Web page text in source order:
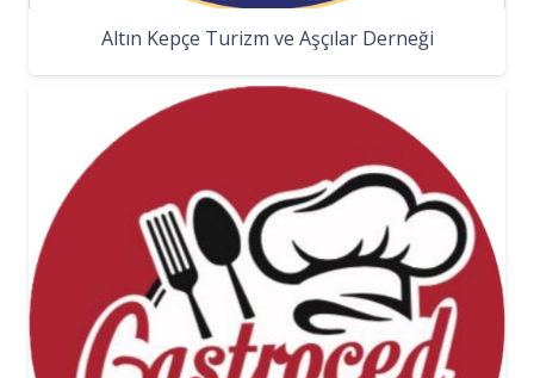
Altın Kepçe Turizm ve Aşçılar Derneği